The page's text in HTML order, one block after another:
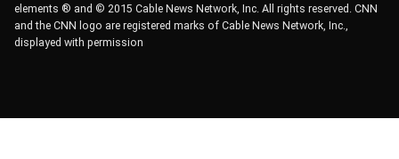
elements ® and © 2015 Cable News Network, Inc. All rights reserved. CNN
and the CNN logo are registered marks of Cable News Network, Inc.,
displayed with permission